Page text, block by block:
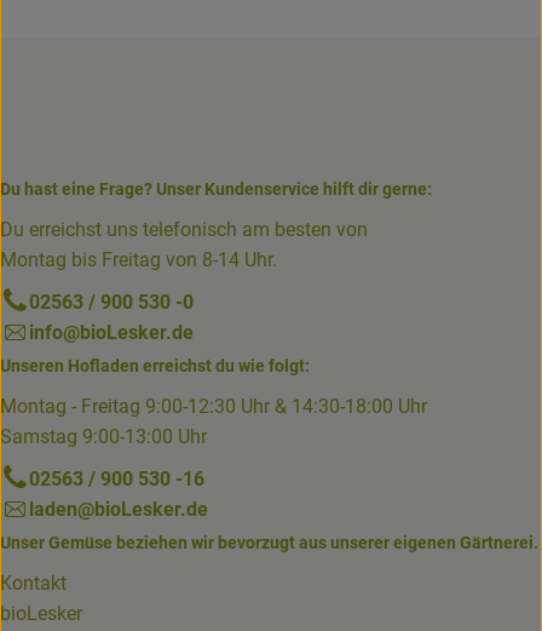
Du hast eine Frage? Unser Kundenservice hilft dir gerne:
Du erreichst uns telefonisch am besten von
Montag bis Freitag von 8-14 Uhr.
02563 / 900 530 -0
info@bioLesker.de
Unseren Hofladen erreichst du wie folgt:
Montag - Freitag 9:00-12:30 Uhr & 14:30-18:00 Uhr
Samstag 9:00-13:00 Uhr
02563 / 900 530 -16
laden@bioLesker.de
Unser Gemüse beziehen wir bevorzugt aus unserer eigenen Gärtnerei.
Kontakt
bioLesker